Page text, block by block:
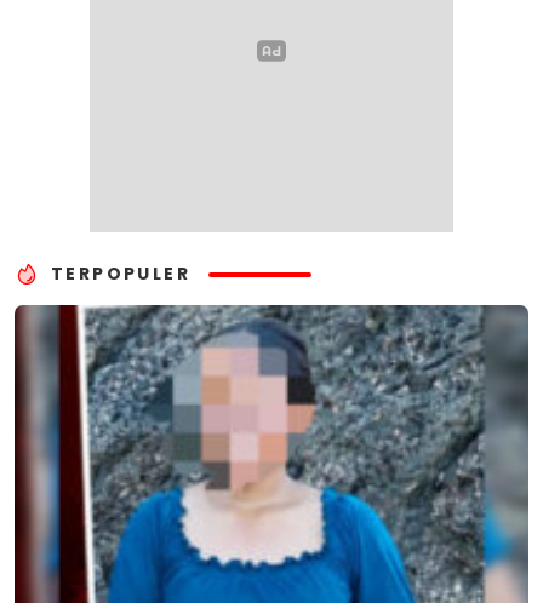
TERPOPULER